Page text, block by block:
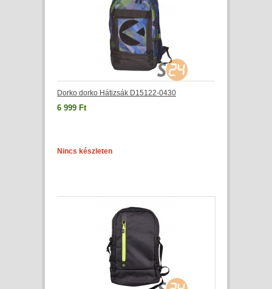
Dorko dorko Hátizsák D15122-0430
6 999 Ft
Nincs készleten